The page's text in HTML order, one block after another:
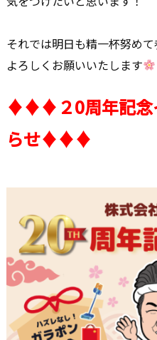
それでは明日も精一杯努め
よろしくお願いいたします
♦♦♦２0周年記念
らせ♦♦♦